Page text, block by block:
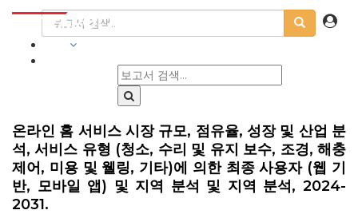
온라인 홈 서비스 시장 규모, 점유율, 성장 및 산업 분
석, 서비스 유형 (청소, 수리 및 유지 보수, 조경, 해충
제어, 미용 및 웰링, 기타)에 의한 최종 사용자 (웹 기
반, 모바일 앱) 및 지역 분석 및 지역 분석, 2024-
2031.